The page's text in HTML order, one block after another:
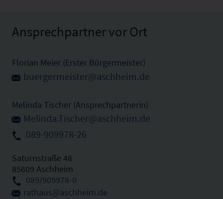
Ansprechpartner vor Ort
Florian Meier (Erster Bürgermeister)
buergermeister@aschheim.de
Melinda Tischer (Ansprechpartnerin)
Melinda.Tischer@aschheim.de
089-909978-26
Saturnstraße 48
85609 Aschheim
089/909978-0
rathaus@aschheim.de